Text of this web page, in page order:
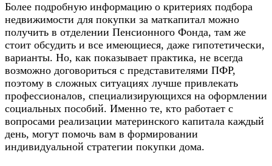
Более подробную информацию о критериях подбора
недвижимости для покупки за маткапитал можно
получить в отделении Пенсионного Фонда, там же
стоит обсудить и все имеющиеся, даже гипотетически,
варианты. Но, как показывает практика, не всегда
возможно договориться с представителями ПФР,
поэтому в сложных ситуациях лучше привлекать
профессионалов, специализирующихся на оформлении
социальных пособий. Именно те, кто работает с
вопросами реализации материнского капитала каждый
день, могут помочь вам в формировании
индивидуальной стратегии покупки дома.